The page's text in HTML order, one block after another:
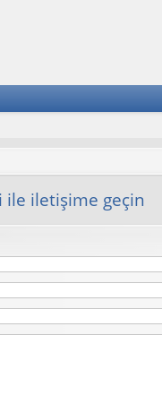
ile iletişime geçin